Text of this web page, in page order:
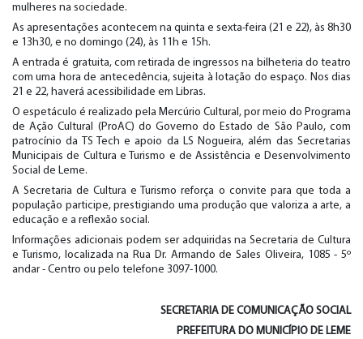
mulheres na sociedade.
As apresentações acontecem na quinta e sexta-feira (21 e 22), às 8h30
e 13h30, e no domingo (24), às 11h e 15h.
A entrada é gratuita, com retirada de ingressos na bilheteria do teatro
com uma hora de antecedência, sujeita à lotação do espaço. Nos dias
21 e 22, haverá acessibilidade em Libras.
O espetáculo é realizado pela Mercúrio Cultural, por meio do Programa
de Ação Cultural (ProAC) do Governo do Estado de São Paulo, com
patrocínio da TS Tech e apoio da LS Nogueira, além das Secretarias
Municipais de Cultura e Turismo e de Assistência e Desenvolvimento
Social de Leme.
A Secretaria de Cultura e Turismo reforça o convite para que toda a
população participe, prestigiando uma produção que valoriza a arte, a
educação e a reflexão social.
Informações adicionais podem ser adquiridas na Secretaria de Cultura
e Turismo, localizada na Rua Dr. Armando de Sales Oliveira, 1085 - 5º
andar - Centro ou pelo telefone 3097-1000.
SECRETARIA DE COMUNICAÇÃO SOCIAL
PREFEITURA DO MUNICÍPIO DE LEME